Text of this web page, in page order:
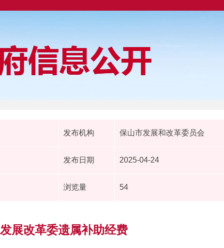
发布机构 保山市发展和改革委员会
发布日期 2025-04-24
浏览量 54
展改革委遗属补助经费